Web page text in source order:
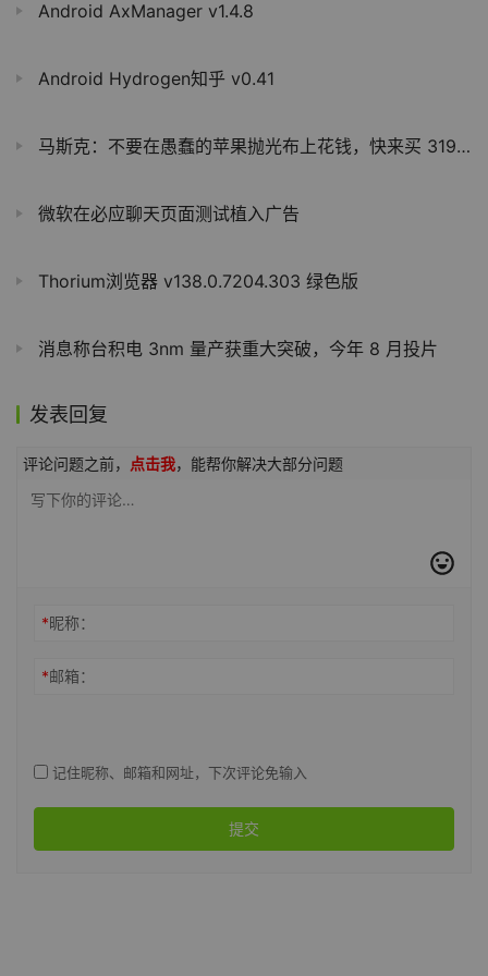
Android AxManager v1.4.8
Android Hydrogen知乎 v0.41
马斯克：不要在愚蠢的苹果抛光布上花钱，快来买 319 元的特斯拉哨子
微软在必应聊天页面测试植入广告
Thorium浏览器 v138.0.7204.303 绿色版
消息称台积电 3nm 量产获重大突破，今年 8 月投片
发表回复
评论问题之前， 点击我，能帮你解决大部分问题
*昵称：
*邮箱：
记住昵称、邮箱和网址，下次评论免输入
提交